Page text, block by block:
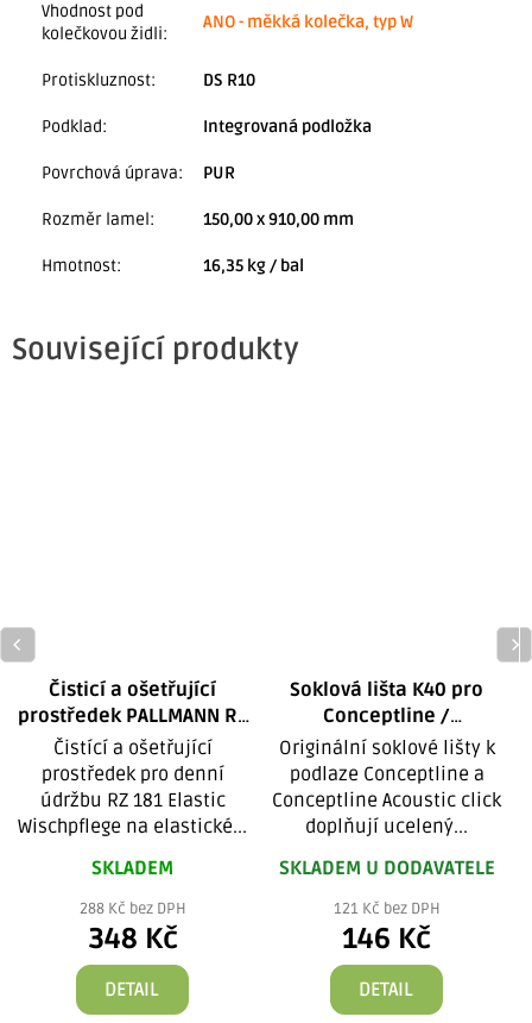
Vhodnost pod
kolečkovou židli:
ANO - měkká kolečka, typ W
Protiskluznost: DS R10
Podklad: Integrovaná podložka
Povrchová úprava: PUR
Rozměr lamel: 150,00 x 910,00 mm
Hmotnost: 16,35 kg / bal
Související produkty
Čisticí a ošetřující
prostředek PALLMANN RZ
181 Elastic Wischpflege
Čistící a ošetřující
prostředek pro denní
údržbu RZ 181 Elastic
Wischpflege na elastické...
SKLADEM
288 Kč bez DPH
348 Kč
DETAIL
Soklová lišta K40 pro
Conceptline /
Conceptline Acoustic
30101 Dub klasik
Originální soklové lišty k
podlaze Conceptline a
Conceptline Acoustic click
doplňují ucelený...
SKLADEM U DODAVATELE
121 Kč bez DPH
146 Kč
DETAIL